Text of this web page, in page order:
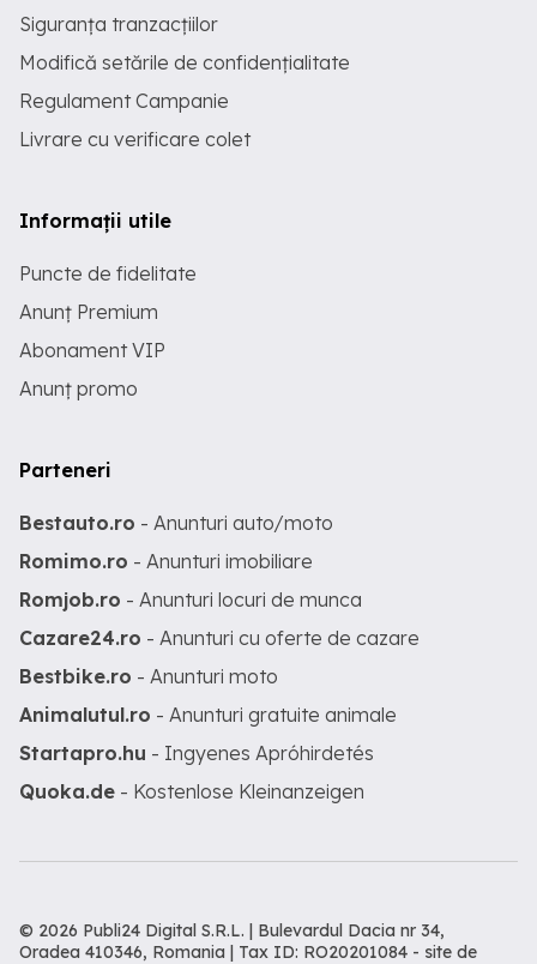
Siguranța tranzacțiilor
Modifică setările de confidențialitate
Regulament Campanie
Livrare cu verificare colet
Informații utile
Puncte de fidelitate
Anunț Premium
Abonament VIP
Anunț promo
Parteneri
Bestauto.ro - Anunturi auto/moto
Romimo.ro - Anunturi imobiliare
Romjob.ro - Anunturi locuri de munca
Cazare24.ro - Anunturi cu oferte de cazare
Bestbike.ro - Anunturi moto
Animalutul.ro - Anunturi gratuite animale
Startapro.hu - Ingyenes Apróhirdetés
Quoka.de - Kostenlose Kleinanzeigen
© 2026 Publi24 Digital S.R.L. | Bulevardul Dacia nr 34,
Oradea 410346, Romania | Tax ID: RO20201084 - site de